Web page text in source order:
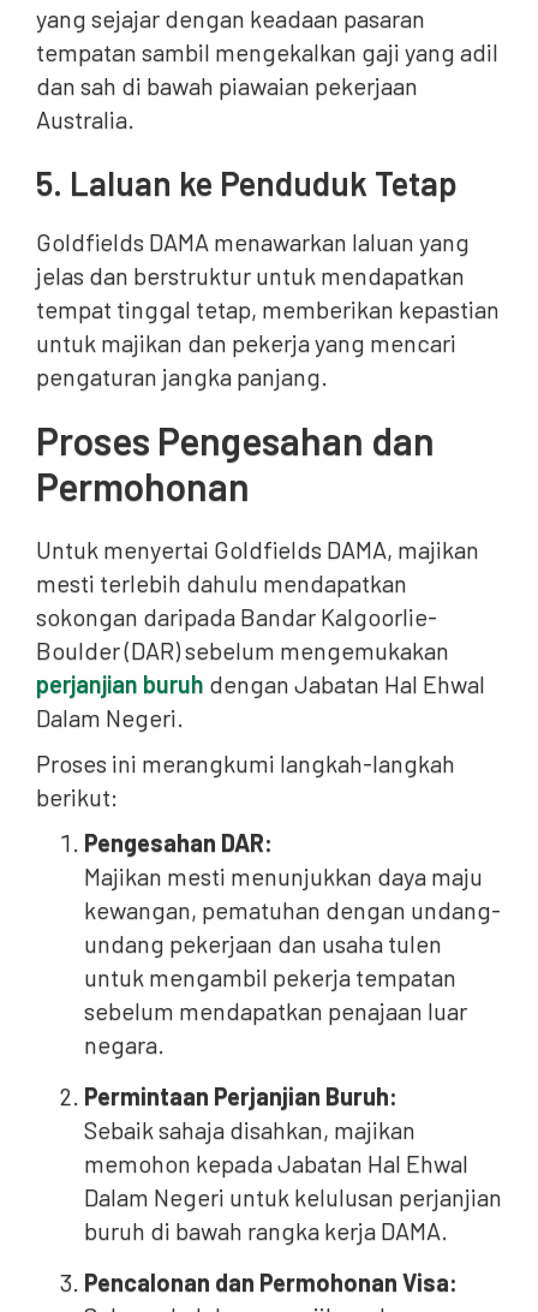
yang sejajar dengan keadaan pasaran
tempatan sambil mengekalkan gaji yang adil
dan sah di bawah piawaian pekerjaan
Australia.
5. Laluan ke Penduduk Tetap
Goldfields DAMA menawarkan laluan yang
jelas dan berstruktur untuk mendapatkan
tempat tinggal tetap, memberikan kepastian
untuk majikan dan pekerja yang mencari
pengaturan jangka panjang.
Proses Pengesahan dan
Permohonan
Untuk menyertai Goldfields DAMA, majikan
mesti terlebih dahulu mendapatkan
sokongan daripada Bandar Kalgoorlie-
Boulder (DAR) sebelum mengemukakan
perjanjian buruh dengan Jabatan Hal Ehwal
Dalam Negeri.
Proses ini merangkumi langkah-langkah
berikut:
Pengesahan DAR:
Majikan mesti menunjukkan daya maju
kewangan, pematuhan dengan undang-
undang pekerjaan dan usaha tulen
untuk mengambil pekerja tempatan
sebelum mendapatkan penajaan luar
negara.
Permintaan Perjanjian Buruh:
Sebaik sahaja disahkan, majikan
memohon kepada Jabatan Hal Ehwal
Dalam Negeri untuk kelulusan perjanjian
buruh di bawah rangka kerja DAMA.
Pencalonan dan Permohonan Visa: